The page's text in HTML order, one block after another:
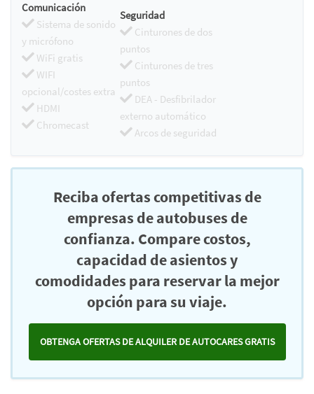
Comunicación
Sistema de sonido
y micrófono
WiFi gratis
WIFI
opcional/costes extra
HDMI
Chromecast
Seguridad
Cinturones de dos
puntos
Cinturones de tres
puntos
DEA - Desfibrilador
externo automático
Arcos de seguridad
Reciba ofertas competitivas de
empresas de autobuses de
confianza. Compare costos,
capacidad de asientos y
comodidades para reservar la mejor
opción para su viaje.
OBTENGA OFERTAS DE ALQUILER DE AUTOCARES GRATIS